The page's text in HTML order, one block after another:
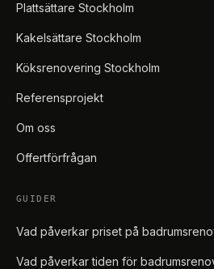
Plattsättare Stockholm
Kakelsättare Stockholm
Köksrenovering Stockholm
Referensprojekt
Om oss
Offertförfrågan
GUIDER
Vad påverkar priset på
Vad påverkar tiden för